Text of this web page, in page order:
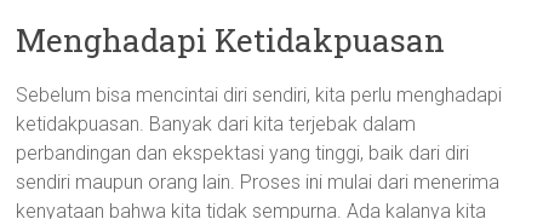
Menghadapi Ketidakpuasan
Sebelum bisa mencintai diri sendiri, kita perlu menghadapi
ketidakpuasan. Banyak dari kita terjebak dalam
perbandingan dan ekspektasi yang tinggi, baik dari diri
sendiri maupun orang lain. Proses ini mulai dari menerima
kenyataan bahwa kita tidak sempurna. Ada kalanya kita